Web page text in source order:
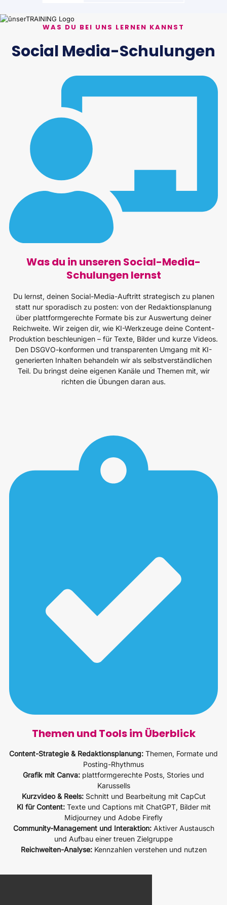
WAS DU BEI UNS LERNEN KANNST
Social Media-Schulungen
Was du in unseren Social-Media-
Schulungen lernst
Du lernst, deinen Social-Media-Auftritt strategisch zu planen
statt nur sporadisch zu posten: von der Redaktionsplanung
über plattformgerechte Formate bis zur Auswertung deiner
Reichweite. Wir zeigen dir, wie KI-Werkzeuge deine Content-
Produktion beschleunigen – für Texte, Bilder und kurze Videos.
Den DSGVO-konformen und transparenten Umgang mit KI-
generierten Inhalten behandeln wir als selbstverständlichen
Teil. Du bringst deine eigenen Kanäle und Themen mit, wir
richten die Übungen daran aus.
Themen und Tools im Überblick
Content-Strategie & Redaktionsplanung: Themen, Formate und
Posting-Rhythmus
Grafik mit Canva: plattformgerechte Posts, Stories und
Karussells
Kurzvideo & Reels:Schnitt und Bearbeitung mit CapCut
KI für Content:Texte und Captions mit ChatGPT, Bilder mit
Midjourney und Adobe Firefly
Community-Management und Interaktion:Aktiver Austausch
und Aufbau einer treuen Zielgruppe
Reichweiten-Analyse:Kennzahlen verstehen und nutzen